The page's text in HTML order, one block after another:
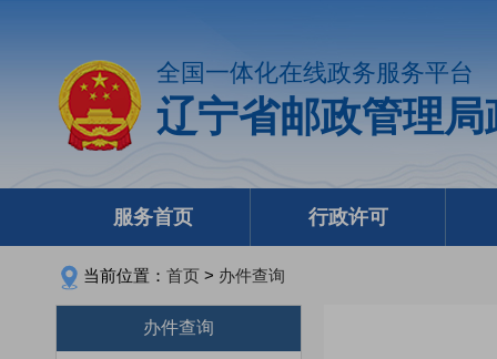
全国一体化在线政务服务平台
辽宁省邮政管理
服务首页 行政许可
当前位置： 首页 > 办件查询
办件查询